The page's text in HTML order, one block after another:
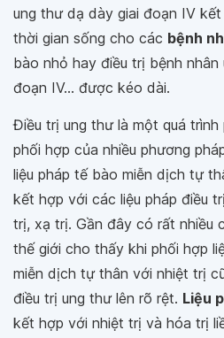
ung thư dạ dày giai đoạn IV
thời gian sống cho các bệnh
bào nhỏ hay điều trị bệnh nhân
đoạn IV... được kéo dài.
Điều trị ung thư là một quá
phối hợp của nhiều phương
liệu pháp tế bào miễn dịch tự
kết hợp với các liệu pháp điều
trị, xạ trị. Gần đây có rất nhiều
thế giới cho thấy khi phối hợp
miễn dịch tự thân với nhiệt trị
điều trị ung thư lên rõ rệt. Liệu
kết hợp với nhiệt trị và hóa trị